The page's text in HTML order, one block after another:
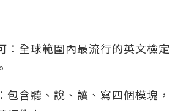
：全球範圍內最流行的英文檢定
：包含聽、說、讀、寫四個模塊，